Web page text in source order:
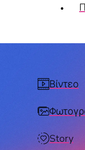
Βίντεο
Story